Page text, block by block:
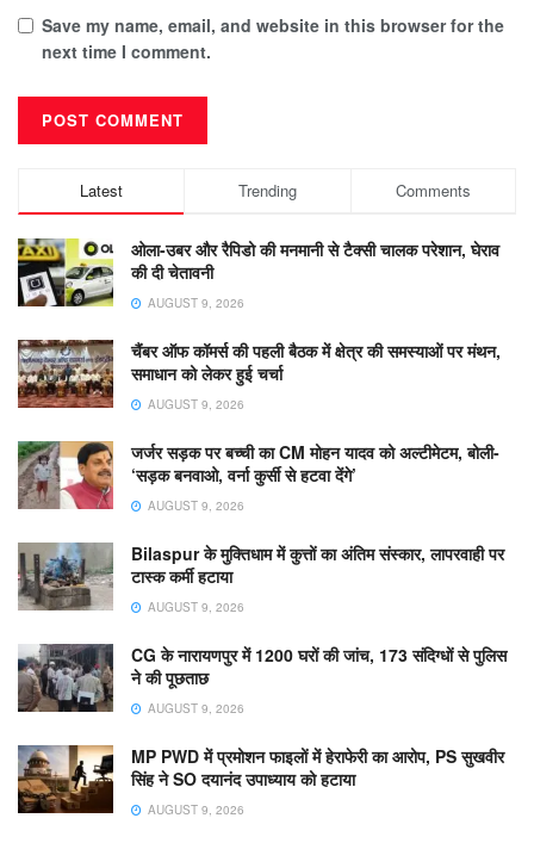
Save my name, email, and website in this browser for the
next time I comment.
Latest Trending Comments
ओला-उबर और रैपिडो की मनमानी से टैक्सी चालक परेशान, घेराव
की दी चेतावनी
AUGUST 9, 2026
चैंबर ऑफ कॉमर्स की पहली बैठक में क्षेत्र की समस्याओं पर मंथन,
समाधान को लेकर हुई चर्चा
AUGUST 9, 2026
जर्जर सड़क पर बच्ची का CM मोहन यादव को अल्टीमेटम, बोली-
‘सड़क बनवाओ, वर्ना कुर्सी से हटवा देंगे’
AUGUST 9, 2026
Bilaspur के मुक्तिधाम में कुत्तों का अंतिम संस्कार, लापरवाही पर
टास्क कर्मी हटाया
AUGUST 9, 2026
CG के नारायणपुर में 1200 घरों की जांच, 173 संदिग्धों से पुलिस
ने की पूछताछ
AUGUST 9, 2026
MP PWD में प्रमोशन फाइलों में हेराफेरी का आरोप, PS सुखवीर
सिंह ने SO दयानंद उपाध्याय को हटाया
AUGUST 9, 2026